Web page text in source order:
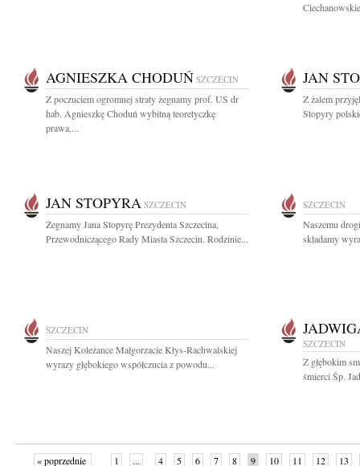
AGNIESZKA CHODUŃ SZCZECIN
Z poczuciem ogromnej straty żegnamy prof. US dr
hab. Agnieszkę Choduń wybitną teoretyczkę
prawa,...
JAN
Z żalem
Stopyry
JAN STOPYRA SZCZECIN
Żegnamy Jana Stopyrę Prezydenta Szczecina,
Przewodniczącego Rady Miasta Szczecin. Rodzinie...
SZCZECIN
Naszemu
składamy
SZCZECIN
Naszej Koleżance Małgorzacie Kłys-Rachwalskiej
wyrazy głębokiego współczucia z powodu...
SZCZECIN
Z głębokim
śmierci Śp.
« poprzednie 1 ... 4 5 6 7 8 9 10 11 12 13